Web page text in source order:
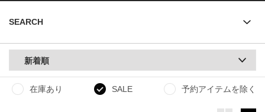
SEARCH
新着順
在庫あり SALE 予約アイテムを除く